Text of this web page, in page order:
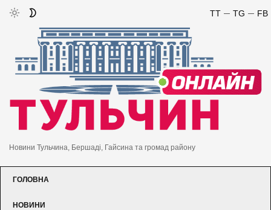
FB
TG
TT
Новини Тульчина, Бершаді, Гайсина та громад району
ГОЛОВНА
НОВИНИ